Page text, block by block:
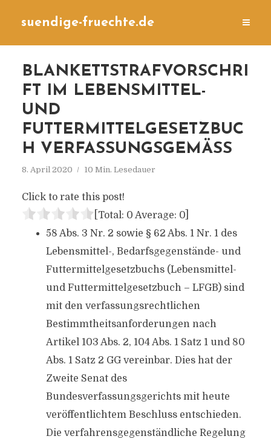
suendige-fruechte.de
BLANKETTSTRAFVORSCHRI
FT IM LEBENSMITTEL-
UND
FUTTERMITTELGESETZBUC
H VERFASSUNGSGEMÄSS
8. April 2020 10 Min. Lesedauer
Click to rate this post!
[Total: 0 Average: 0]
58 Abs. 3 Nr. 2 sowie § 62 Abs. 1 Nr. 1 des
Lebensmittel-, Bedarfsgegenstände- und
Futtermittelgesetzbuchs (Lebensmittel-
und Futtermittelgesetzbuch – LFGB) sind
mit den verfassungsrechtlichen
Bestimmtheitsanforderungen nach
Artikel 103 Abs. 2, 104 Abs. 1 Satz 1 und 80
Abs. 1 Satz 2 GG vereinbar. Dies hat der
Zweite Senat des
Bundesverfassungsgerichts mit heute
veröffentlichtem Beschluss entschieden.
Die verfahrensgegenständliche Regelung